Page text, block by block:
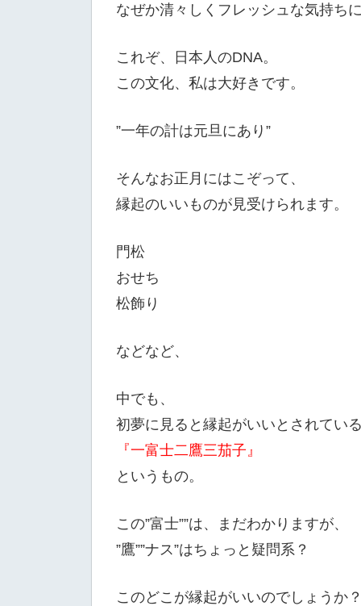
なぜか清々しくフレッシュな気持ちに
これぞ、日本人のDNA。
この文化、私は大好きです。
”一年の計は元旦にあり”
そんなお正月にはこぞって、
縁起のいいものが見受けられます。
門松
おせち
松飾り
などなど、
中でも、
初夢に見ると縁起がいいとされている
『一富士二鷹三茄子』
というもの。
この”富士””は、まだわかりますが、
”鷹””ナス”はちょっと疑問系？
このどこが縁起がいいのでしょうか？